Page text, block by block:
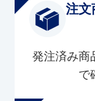
注文
発注済み商
で